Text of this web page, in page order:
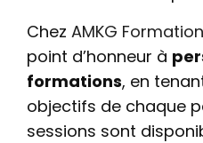
Chez AMKG
point d’honneur à
formations, en
objectifs de chaque
sessions sont